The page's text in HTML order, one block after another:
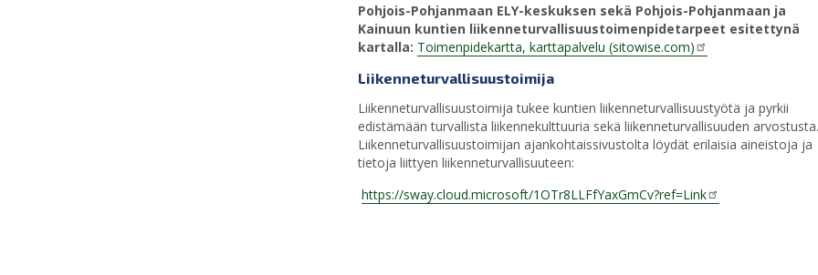
Pohjois-Pohjanmaan ELY-keskuksen sekä Pohjois-Pohjanmaan ja
Kainuun kuntien liikenneturvallisuustoimenpidetarpeet esitettynä
kartalla: Toimenpidekartta, karttapalvelu (sitowise.com)
Liikenneturvallisuustoimija
Liikenneturvallisuustoimija tukee kuntien liikenneturvallisuustyötä ja pyrkii
edistämään turvallista liikennekulttuuria sekä liikenneturvallisuuden arvostusta.
Liikenneturvallisuustoimijan ajankohtaissivustolta löydät erilaisia aineistoja ja
tietoja liittyen liikenneturvallisuuteen:
https://sway.cloud.microsoft/1OTr8LLFfYaxGmCv?ref=Link